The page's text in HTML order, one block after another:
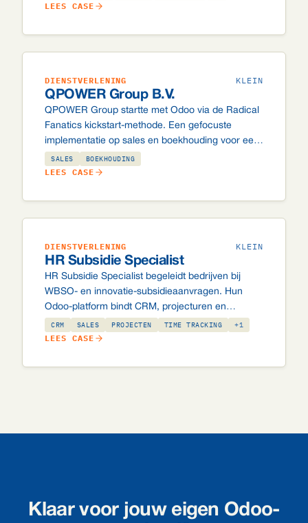
voorheen per jaar aan NetSuite betaalden.
LEES CASE
DIENSTVERLENING KLEIN
QPOWER Group B.V.
QPOWER Group startte met Odoo via de Radical
Fanatics kickstart-methode. Een gefocuste
implementatie op sales en boekhouding voor een
klein team, met ruimte om later modules toe te
voegen wanneer de organisatie groeit.
SALES BOEKHOUDING
LEES CASE
DIENSTVERLENING KLEIN
HR Subsidie Specialist
HR Subsidie Specialist begeleidt bedrijven bij
WBSO- en innovatie-subsidieaanvragen. Hun
Odoo-platform bindt CRM, projecturen en
facturatie aan elkaar, zodat declarabele uren en
lopende aanvragen niet verloren gaan tussen
CRM SALES PROJECTEN TIME TRACKING +1
LEES CASE
Klaar voor jouw eigen Odoo-